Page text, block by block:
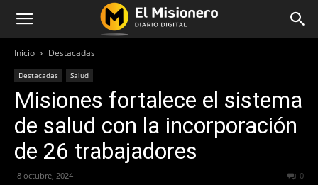
Inicio Destacadas
Destacadas Salud
Misiones fortalece el sistema
de salud con la incorporación
de 26 trabajadores
8 octubre, 2024 0